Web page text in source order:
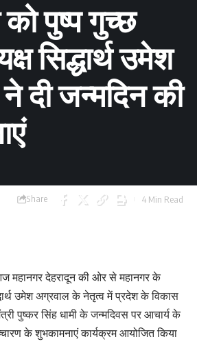
को पुष्प गुच्छ
सिद्धार्थ उमेश
दी जन्मदिन की
Share 4 Min Read
महानगर देहरादून की ओर से महानगर के
उमेश अग्रवाल के नेतृत्व में प्रदेश के विकास
पुष्कर सिंह धामी के जन्मदिवस पर आचार्य के
के शुभकामनाएं कार्यक्रम आयोजित किया